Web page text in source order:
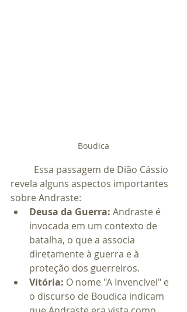
Boudica
revela alguns aspectos importantes
sobre Andraste:
Deusa da Guerra: Andraste é
invocada em um contexto de
batalha, o que a associa
diretamente à guerra e à
proteção dos guerreiros.
Vitória: O nome "A Invencível" e
o discurso de Boudica indicam